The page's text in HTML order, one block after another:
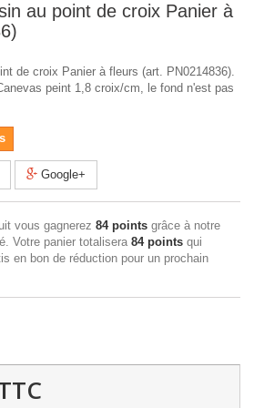
au point de croix Panier à
de croix Panier à fleurs (art. PN0214836).
peint 1,8 croix/cm, le fond n'est pas
Google+
vous gagnerez 84 points grâce à notre
Votre panier totalisera 84 points qui
en bon de réduction pour un prochain